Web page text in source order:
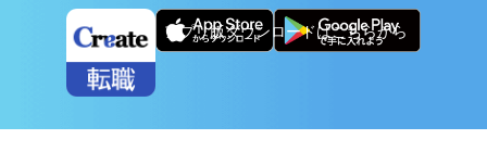
アプリ版ダウンロードはこちらから